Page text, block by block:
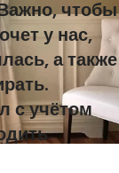
чтобы
у нас,
а также
с учётом